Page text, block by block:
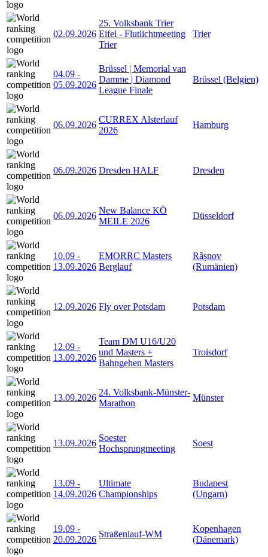
02.09.2026
25. Volksbank Trier
Eifel - Flutlichtmeeting
Trier
Trier
04.09 -
05.09.2026
Brüssel | Memorial van
Damme | Diamond
League Finale
Brüssel (Belgien)
06.09.2026
CURREX Alsterlauf
2026
Hamburg
06.09.2026 Dresden HALF Dresden
06.09.2026
New Balance KÖ
MEILE 2026
Düsseldorf
10.09 -
13.09.2026
EMORRC Masters
Berglauf
Râșnov
(Rumänien)
12.09.2026 Fly over Potsdam Potsdam
12.09 -
13.09.2026
Team DM U16/U20
und Masters +
Bahngehen Masters
Troisdorf
13.09.2026
24. Volksbank-Münster-
Marathon
Münster
13.09.2026
Soester
Hochsprungmeeting
Soest
13.09 -
14.09.2026
Ultimate
Championships
Budapest
(Ungarn)
19.09 -
20.09.2026
Straßenlauf-WM
Kopenhagen
(Dänemark)